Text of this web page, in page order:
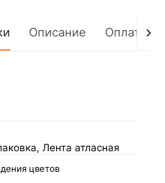
Описание Оплата
Лента атласная
цветов